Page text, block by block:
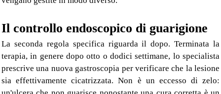
Il controllo endoscopico di guarigione
La seconda regola specifica riguarda il dopo. Terminata la
terapia, in genere dopo otto o dodici settimane, lo specialista
prescrive una nuova gastroscopia per verificare che la lesione
sia effettivamente cicatrizzata. Non è un eccesso di zelo: